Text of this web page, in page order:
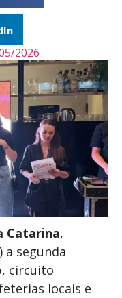
2026
Catarina,
a segunda
, circuito
locais e